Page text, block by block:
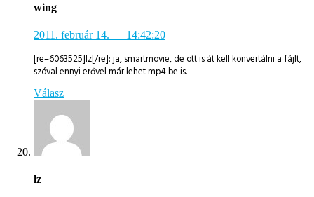
wing
2011. február 14. — 14:42:20
[re=6063525]lz[/re]: ja, smartmovie, de ott is át kell konvertálni a fájlt,
szóval ennyi erővel már lehet mp4-be is.
Válasz
lz